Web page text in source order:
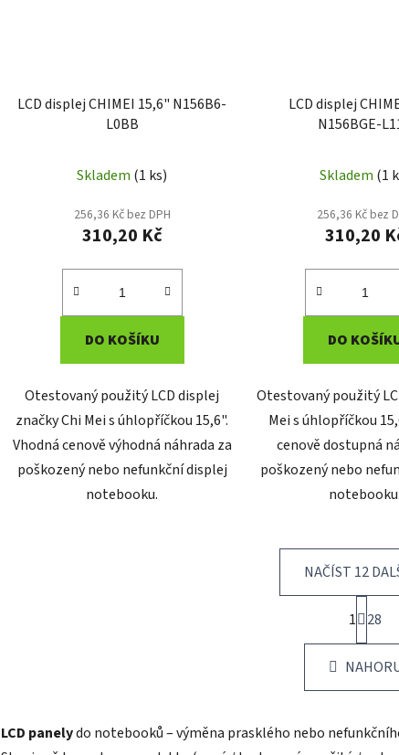
LCD displej CHIMEI 15,6" N156B6-
L0BB
Skladem (1 ks)
256,36 Kč bez DPH
310,20 Kč
DO KOŠÍKU
Otestovaný použitý LCD displej
značky Chi Mei s úhlopříčkou 15,6".
Vhodná cenově výhodná náhrada za
poškozený nebo nefunkční displej
notebooku.
LCD displej
N156BGE-
Skladem (1
256,36 Kč bez
310,20
DO
Otestovaný použitý
Mei s úhlopříčkou
cenově dostupná
poškozený nebo
notebooku.
O
v
l
á
a
NAČÍST 12
S
t
r
n
k
v
á
1 28
LCD panelydo notebooků – výměna prasklého nebo